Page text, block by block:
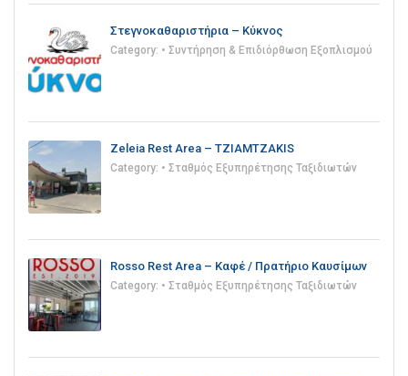
Στεγνοκαθαριστήρια – Κύκνος
Category: • Συντήρηση & Επιδιόρθωση Εξοπλισμού
Zeleia Rest Area – TZIAMTZAKIS
Category: • Σταθμός Εξυπηρέτησης Ταξιδιωτών
Rosso Rest Area – Καφέ / Πρατήριο Καυσίμων
Category: • Σταθμός Εξυπηρέτησης Ταξιδιωτών